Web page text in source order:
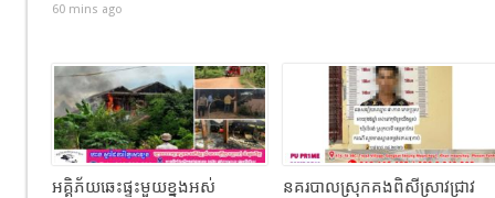
60 mins ago
អគ្គិភ័យឆេះផ្ទះមួយខ្នងអស់
នគរបាលស្រុកគងពិសីស្រាវជ្រាវ